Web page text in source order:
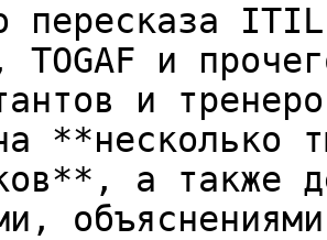
пересказа
TOGAF и
и
**несколько
а также